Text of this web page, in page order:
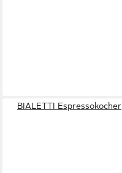
BIALETTI Espressokocher